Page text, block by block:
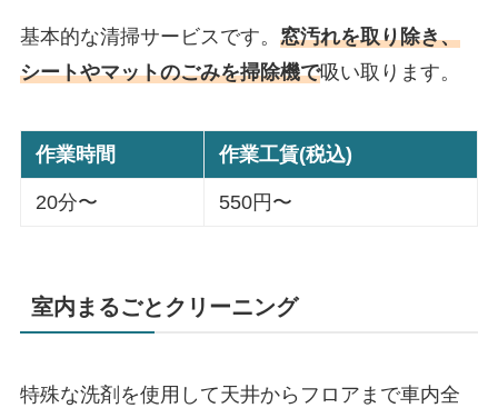
基本的な清掃サービスです。 窓汚れを取り除き、
シートやマットのごみを掃除機で吸い取ります。
作業時間 作業工賃(税込)
20分〜 550円〜
室内まるごとクリーニング
特殊な洗剤を使用して天井からフロアまで車内全